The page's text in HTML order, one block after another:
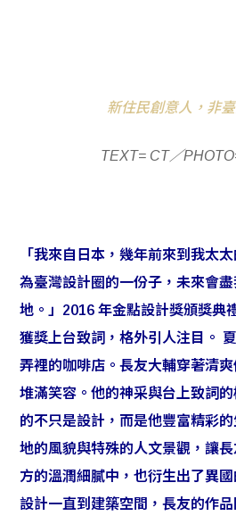
新住民創意人，非
TEXT= CT／
「我來自日本，幾年前來到我太
為臺灣設計圈的一份子，未來會
地。」2016 年金點設計獎頒獎典
獲獎上台致詞，格外引人注目。
弄裡的咖啡店。長友大輔穿著清
堆滿笑容。他的神采與台上致詞
的不只是設計，而是他豐富精彩
地的風貌與特殊的人文景觀，讓
方的溫潤細膩中，也衍生出了異
設計一直到建築空間，長友的作